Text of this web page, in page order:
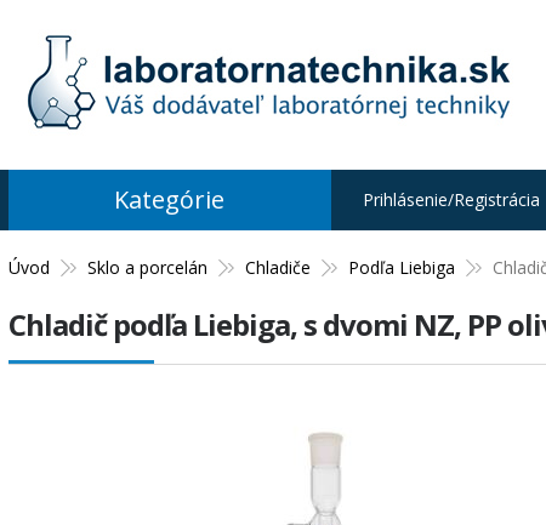
Úvod Sklo a porcelán Chladiče Podľa Liebiga
Chladič podľa Liebiga, s dvomi NZ, PP
Kategórie Prihlásenie/Registrácia